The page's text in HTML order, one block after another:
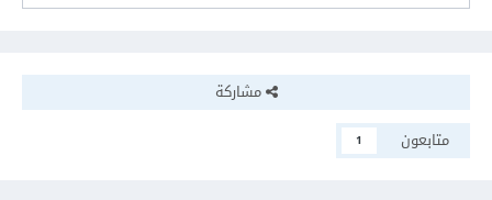
مشاركة
متابعون
1